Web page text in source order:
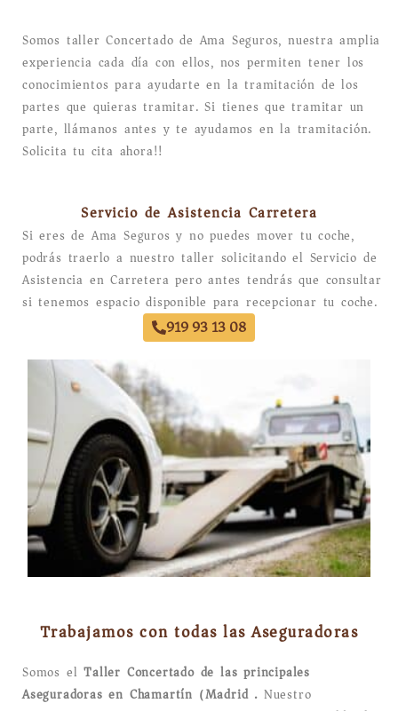
Somos taller Concertado de Ama Seguros, nuestra amplia
experiencia cada día con ellos, nos permiten tener los
conocimientos para ayudarte en la tramitación de los
partes que quieras tramitar. Si tienes que tramitar un
parte, llámanos antes y te ayudamos en la tramitación.
Solicita tu cita ahora!!
Servicio de Asistencia Carretera
Si eres de Ama Seguros y no puedes mover tu coche,
podrás traerlo a nuestro taller solicitando el Servicio de
Asistencia en Carretera pero antes tendrás que consultar
si tenemos espacio disponible para recepcionar tu coche.
919 93 13 08
Trabajamos con todas las Aseguradoras
Somos elTaller Concertado de las principales
Aseguradoras en Chamartín (Madrid). Nuestro